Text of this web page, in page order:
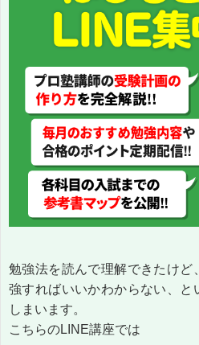
勉強法を読んで理解できたけど
強すればいいかわからない、と
しまいます。
こちらのLINE講座では